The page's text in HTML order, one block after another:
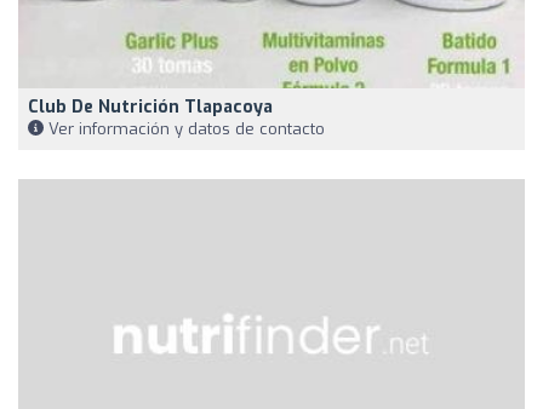
Club De Nutrición Tlapacoya
Ver información y datos de contacto